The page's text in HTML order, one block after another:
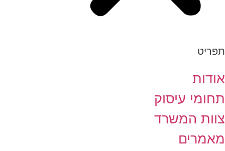
תפריט
אודות
תחומי עיסוק
צוות המשרד
מאמרים